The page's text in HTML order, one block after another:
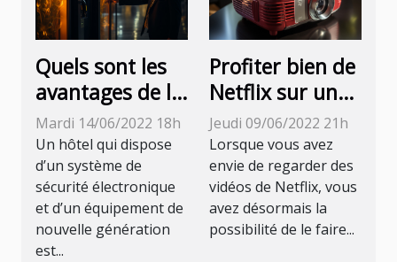
Quels sont les
avantages de la
sécurité
électronique
pour les hôtels
?
Mardi 14/06/2022 18h
Un hôtel qui dispose
d’un système de
sécurité électronique
et d’un équipement de
nouvelle génération
est...
Profiter bien de
Netflix sur un
vidéoprojecteur
: comment s'y
prendre ?
Jeudi 09/06/2022 21h
Lorsque vous avez
envie de regarder des
vidéos de Netflix, vous
avez désormais la
possibilité de le faire...